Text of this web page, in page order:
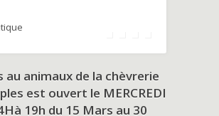
au animaux de la chèvrerie
est ouvert le MERCREDI
19h du 15 Mars au 30